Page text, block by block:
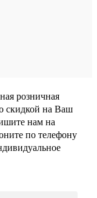
розничная
скидкой на Ваш
нам на
по телефону